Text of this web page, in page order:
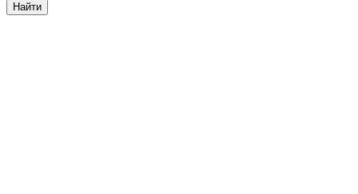
Найти